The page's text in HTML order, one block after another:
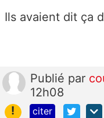
Ils avaient dit ça
Publié par
12h08
!
citer